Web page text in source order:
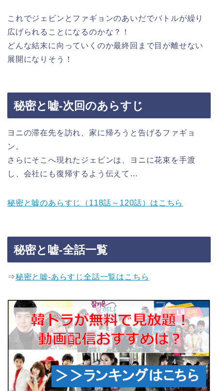
これでジェビンとファギョンのあいだでバトルが繰り
広げられることになるのかな？！
どんな結末に向っていくのか最終回まで目が離せない
展開になりそう！
秘密と嘘-次回のあらすじ
ヨニの滞在先を訪れ、家に帰ろうと告げるファギョ
ン。
さらにそこへ現れたジェビンは、ヨニに花束を手渡
し、会社にも復帰するよう伝えて…
秘密と嘘のあらすじ（118話～120話）はこちら
秘密と嘘-全話一覧
⇒秘密と嘘-あらすじ全話一覧はこちら